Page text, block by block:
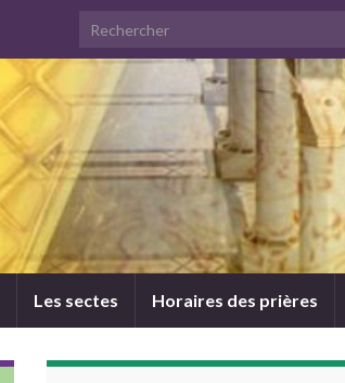
Search for:
Les sectes Horaires des prières